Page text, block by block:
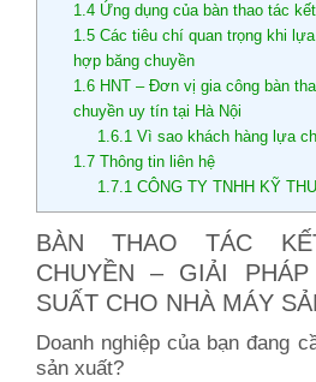
1.4Ứng dụng của bàn thao tác
1.5Các tiêu chí quan trọng khi
hợp băng chuyền
1.6HNT – Đơn vị gia công bàn
chuyền uy tín tại Hà Nội
1.6.1Vì sao khách hàng lựa
1.7Thông tin liên hệ
1.7.1CÔNG TY TNHH KỸ
BÀN THAO TÁC
CHUYỀN – GIẢI
SUẤT CHO NHÀ MÁY
Doanh nghiệp của bạn đang
sản xuất?